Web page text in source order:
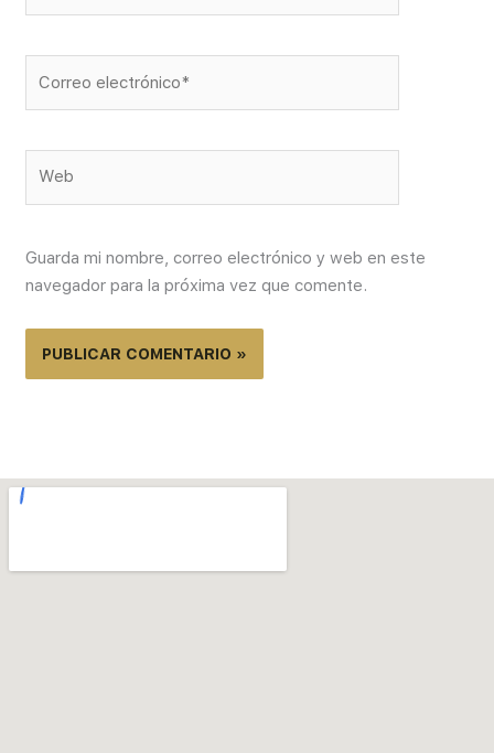
electrónico*
Guarda mi nombre, correo electrónico y web en este
navegador para la próxima vez que comente.